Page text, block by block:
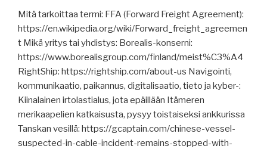
Candelar
USA:han,
Norsepower,
LNG-
päästöt,
väärennetyt
alkuperätodistukset,
kaapelivaurio,
merivakuutusmaksut
nousussa.”
Mitä tarkoittaa termi: FFA (Forward Freight Agreement):
https://en.wikipedia.org/wiki/Forward_freight_agreemen
t Mikä yritys tai yhdistys: Borealis-konserni:
https://www.borealisgroup.com/finland/meist%C3%A4
RightShip: https://rightship.com/about-us Navigointi,
kommunikaatio, paikannus, digitalisaatio, tieto ja kyber-:
Kiinalainen irtolastialus, jota epäillään Itämeren
merikaapelien katkaisusta, pysyy toistaiseksi ankkurissa
Tanskan vesillä: https://gcaptain.com/chinese-vessel-
suspected-in-cable-incident-remains-stopped-with-